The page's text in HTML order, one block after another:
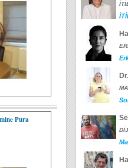
Pura